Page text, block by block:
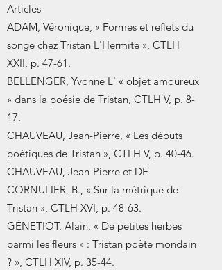
Articles
ADAM, Véronique, « Formes et reflets du
songe chez Tristan L'Hermite », CTLH
XXII, p. 47-61.
BELLENGER, Yvonne L' « objet amoureux
» dans la poésie de Tristan, CTLH V, p. 8-
17.
CHAUVEAU, Jean-Pierre, « Les débuts
poétiques de Tristan », CTLH V, p. 40-46.
CHAUVEAU, Jean-Pierre et DE
CORNULIER, B., « Sur la métrique de
Tristan », CTLH XVI, p. 48-63.
GÉNETIOT, Alain, « De petites herbes
parmi les fleurs » : Tristan poète mondain
? », CTLH XIV, p. 35-44.